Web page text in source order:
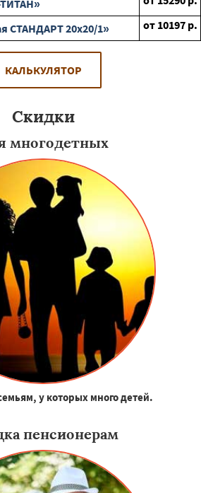
СТАНДАРТ 20х20/1»
от 10197 р.
КАЛЬКУЛЯТОР
Скидки
многодетных
у которых много детей.
пенсионерам